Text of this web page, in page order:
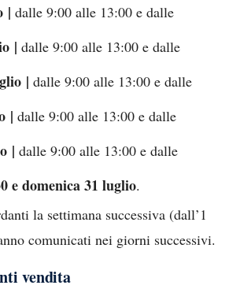
| dalle 9:00 alle 13:00 e dalle
| dalle 9:00 alle 13:00 e dalle
| dalle 9:00 alle 13:00 e dalle
| dalle 9:00 alle 13:00 e dalle
| dalle 9:00 alle 13:00 e dalle
e domenica 31 luglio.
la settimana successiva (dall’1
comunicati nei giorni successivi.
vendita